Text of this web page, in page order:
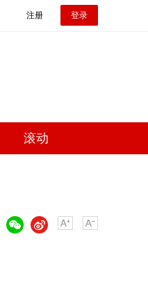
注册 登录
滚动